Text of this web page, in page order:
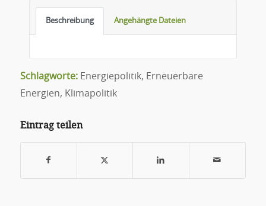
Beschreibung Angehängte Dateien
Schlagworte: Energiepolitik, Erneuerbare
Energien, Klimapolitik
Eintrag teilen